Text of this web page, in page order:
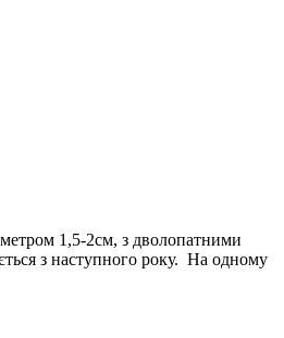
1,5-2см, з дволопатними
з наступного року. На одному